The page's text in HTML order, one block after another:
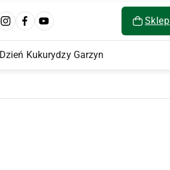
Sklep
Dzień Kukurydzy Garzyn